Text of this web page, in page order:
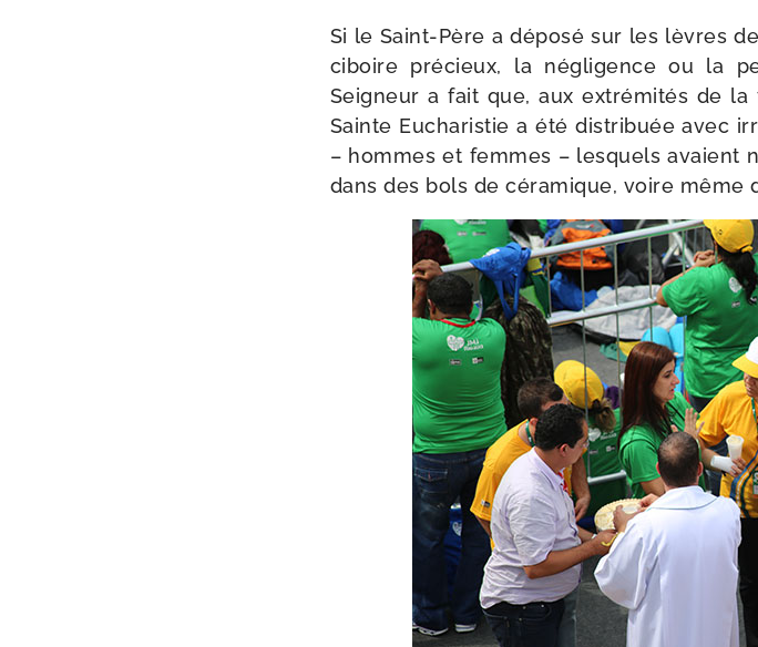
Si le Saint-​Père a dépo­sé sur les lèvres
ciboire pré­cieux, la négli­gence ou la
Seigneur a fait que, aux extré­mi­tés de
Sainte Eucharistie a été dis­tri­buée avec
– hommes et femmes – les­quels avaient
dans des bols de céra­mique, voire même